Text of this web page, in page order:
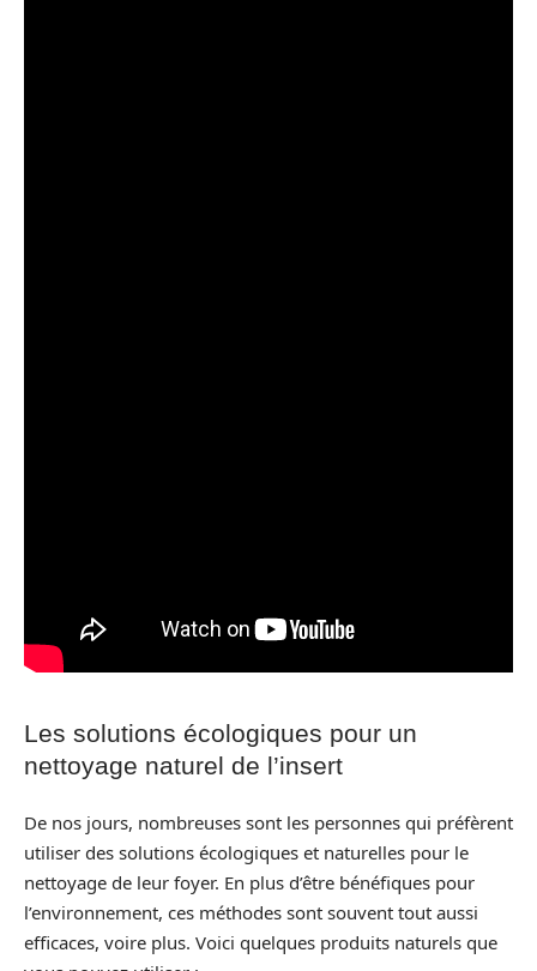
Les solutions écologiques pour un
nettoyage naturel de l’insert
De nos jours, nombreuses sont les personnes qui préfèrent
utiliser des solutions écologiques et naturelles pour le
nettoyage de leur foyer. En plus d’être bénéfiques pour
l’environnement, ces méthodes sont souvent tout aussi
efficaces, voire plus. Voici quelques produits naturels que